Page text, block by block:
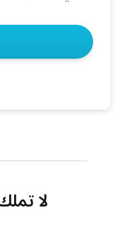
لا